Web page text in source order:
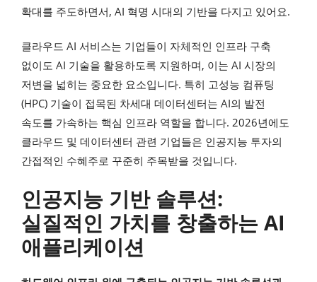
확대를 주도하면서, AI 혁명 시대의 기반을 다지고 있어요.
클라우드 AI 서비스는 기업들이 자체적인 인프라 구축
없이도 AI 기술을 활용하도록 지원하며, 이는 AI 시장의
저변을 넓히는 중요한 요소입니다. 특히 고성능 컴퓨팅
(HPC) 기술이 접목된 차세대 데이터센터는 AI의 발전
속도를 가속하는 핵심 인프라 역할을 합니다. 2026년에도
클라우드 및 데이터센터 관련 기업들은 인공지능 투자의
간접적인 수혜주로 꾸준히 주목받을 것입니다.
인공지능 기반 솔루션:
실질적인 가치를 창출하는 AI
애플리케이션